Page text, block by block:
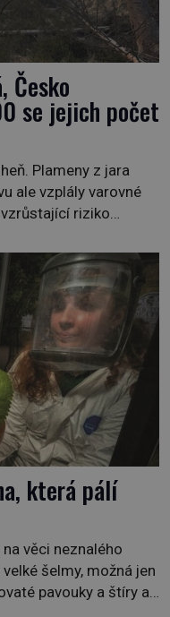
Česko
se jejich počet
Plameny z jara
ale vzplály varovné
riziko
vzdáleného
vysušenou
se z nich stává
která pálí
věci neznalého
šelmy, možná jen
pavouky a štíry a